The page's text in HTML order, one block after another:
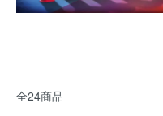
全24商品